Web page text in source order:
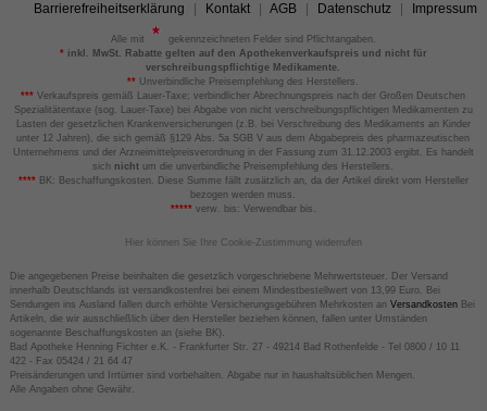
Barrierefreiheitserklärung Kontakt AGB Datenschutz Impressum
Alle mit
gekennzeichneten Felder sind Pflichtangaben.
*inkl. MwSt. Rabatte gelten auf den Apothekenverkaufspreis und nicht für
verschreibungspflichtige Medikamente.
** Unverbindliche Preisempfehlung des Herstellers.
*** Verkaufspreis gemäß Lauer-Taxe; verbindlicher Abrechnungspreis nach der Großen Deutschen
Spezialitätentaxe (sog. Lauer-Taxe) bei Abgabe von nicht verschreibungspflichtigen Medikamenten zu
Lasten der gesetzlichen Krankenversicherungen (z.B. bei Verschreibung des Medikaments an Kinder
unter 12 Jahren), die sich gemäß §129 Abs. 5a SGB V aus dem Abgabepreis des pharmazeutischen
Unternehmens und der Arzneimittelpreisverordnung in der Fassung zum 31.12.2003 ergibt. Es handelt
sich nicht um die unverbindliche Preisempfehlung des Herstellers.
****BK: Beschaffungskosten. Diese Summe fällt zusätzlich an, da der Artikel direkt vom Hersteller
bezogen werden muss.
*****verw. bis: Verwendbar bis.
Hier können Sie Ihre Cookie-Zustimmung widerrufen
Die angegebenen Preise beinhalten die gesetzlich vorgeschriebene Mehrwertsteuer. Der Versand
innerhalb Deutschlands ist versandkostenfrei bei einem Mindestbestellwert von 13,99 Euro. Bei
Sendungen ins Ausland fallen durch erhöhte Versicherungsgebühren Mehrkosten an VersandkostenBei
Artikeln, die wir ausschließlich über den Hersteller beziehen können, fallen unter Umständen
sogenannte Beschaffungskosten an (siehe BK).
Bad Apotheke Henning Fichter e.K. - Frankfurter Str. 27 - 49214 Bad Rothenfelde - Tel 0800 / 10 11
422 - Fax 05424 / 21 64 47
Preisänderungen und Irrtümer sind vorbehalten. Abgabe nur in haushaltsüblichen Mengen.
Alle Angaben ohne Gewähr.